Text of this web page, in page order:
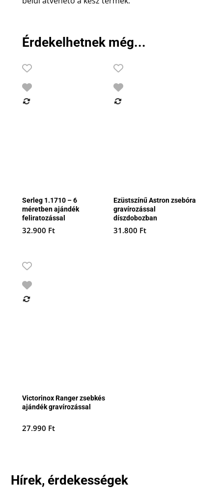
Érdekelhetnek még...
Serleg 1.1710 – 6
méretben ajándék
feliratozással
32.900 Ft
Ezüstszínű Astron zsebóra
gravírozással
díszdobozban
31.800 Ft
Victorinox Ranger zsebkés
ajándék gravírozással
27.990 Ft
Hírek, érdekességek